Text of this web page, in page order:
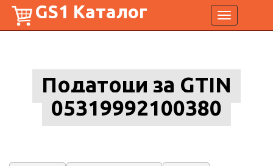
Toggle
navigation
GS1 Каталог
Податоци за GTIN
05319992100380